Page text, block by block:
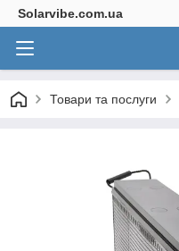
Solarvibe.com.ua
Товари та послуги